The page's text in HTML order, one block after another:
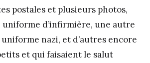
postales et plusieurs photos,
uniforme d’infirmière, une autre
uniforme nazi, et d’autres encore
et qui faisaient le salut